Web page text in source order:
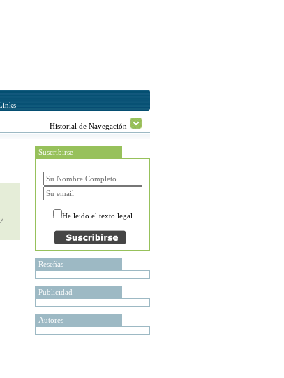
Historial de Navegación
Suscribirse
He leido el texto legal
Reseñas
Publicidad
Autores